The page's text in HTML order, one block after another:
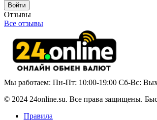
Отзывы
Все отзывы
Мы работаем: Пн-Пт: 10:00-19:00 Сб-Вс:
© 2024 24online.su. Все права защищены.
Правила